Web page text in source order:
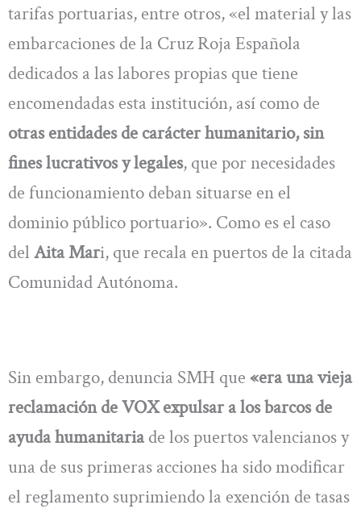
tarifas portuarias, entre otros, «el material y las
embarcaciones de la Cruz Roja Española
dedicados a las labores propias que tiene
encomendadas esta institución, así como de
otras entidades de carácter humanitario, sin
fines lucrativos y legales, que por necesidades
de funcionamiento deban situarse en el
dominio público portuario». Como es el caso
del Aita Mari, que recala en puertos de la citada
Comunidad Autónoma.
Sin embargo, denuncia SMH que «era una vieja
reclamación de VOX expulsar a los barcos de
ayuda humanitariade los puertos valencianos y
una de sus primeras acciones ha sido modificar
el reglamento suprimiendo la exención de tasas